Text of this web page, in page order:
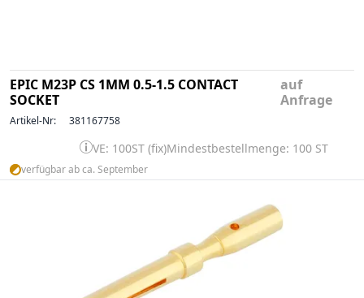
EPIC M23P CS 1MM 0.5-1.5 CONTACT
SOCKET
auf
Anfrage
Artikel-Nr: 381167758
VE: 100ST (fix)Mindestbestellmenge: 100 ST
verfügbar ab ca. September